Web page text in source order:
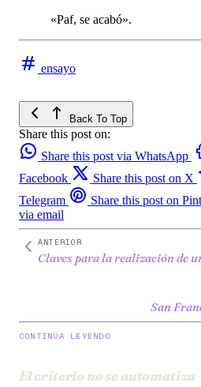
«Paf, se acabó».
ensayo
Back To Top
Share this post on:
Share this post via WhatsApp
Facebook
Share this post on X
Telegram
Share this post on
via email
ANTERIOR
Claves para la realización de
San
CONTINÚA LEYENDO
El criterio no se automatiza